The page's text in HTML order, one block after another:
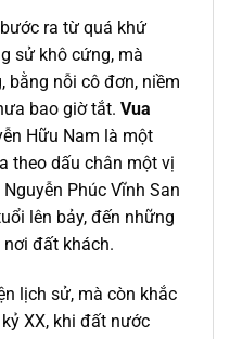
ra từ quá khứ
sử khô cứng, mà
bằng nỗi cô đơn, niềm
bao giờ tắt. Vua
Hữu Nam là một
theo dấu chân một vị
Phúc Vĩnh San
lên bảy, đến những
đất khách.
lịch sử, mà còn khắc
XX, khi đất nước